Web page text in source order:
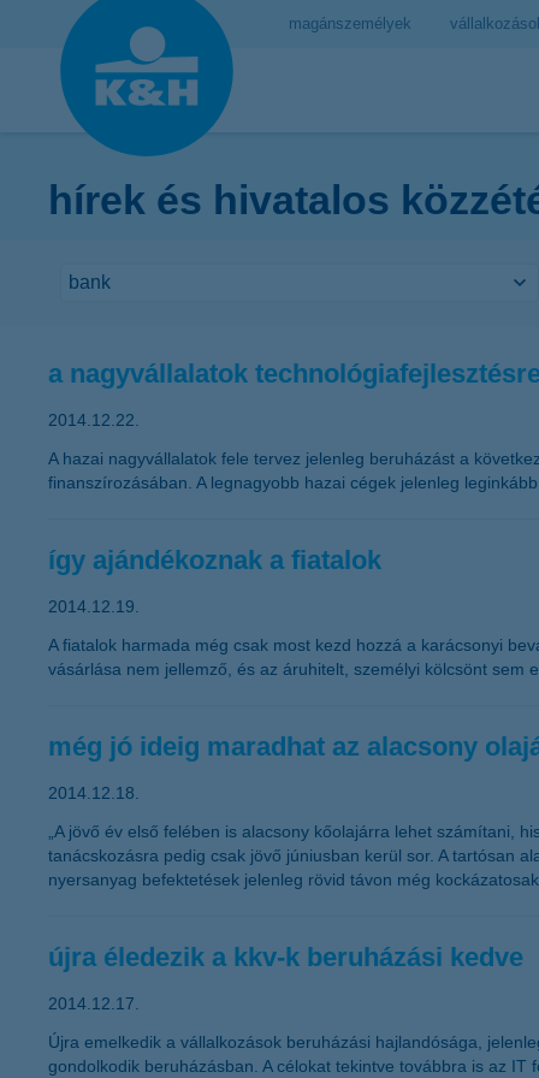
magánszemélyek
hírek és hivatalos
a nagyvállalatok
2014.12.22.
A hazai nagyvállalatok fele tervez jelenleg beruházást a
finanszírozásában. A legnagyobb hazai cégek jelenleg
így ajándékoznak a fiatalok
2014.12.19.
A fiatalok harmada még csak most kezd hozzá a karácsonyi
vásárlása nem jellemző, és az áruhitelt, személyi kölcsönt sem
még jó ideig maradhat az alacsony
2014.12.18.
„A jövő év első felében is alacsony kőolajárra lehet számítani,
tanácskozásra pedig csak jövő júniusban kerül sor. A tartósan
nyersanyag befektetések jelenleg rövid távon még
újra éledezik a kkv-k beruházási kedve
2014.12.17.
Újra emelkedik a vállalkozások beruházási hajlandósága,
gondolkodik beruházásban. A célokat tekintve továbbra is az